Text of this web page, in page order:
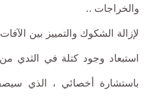
والخراجات ..
لإزالة الشكوك والتمييز بين
استبعاد وجود كتلة في الثدي
باستشارة أخصائي ، الذي